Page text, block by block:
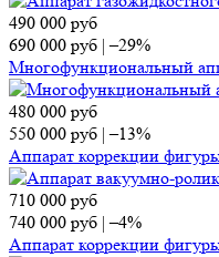
490 000 руб
690 000 руб |–29%
Многофункциональный
480 000 руб
550 000 руб |–13%
Аппарат коррекции
710 000 руб
740 000 руб |–4%
Аппарат коррекции